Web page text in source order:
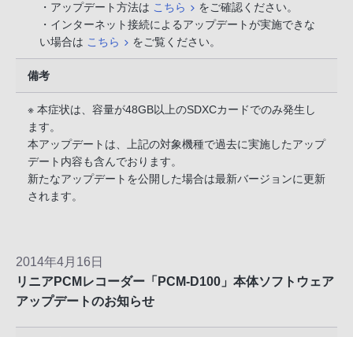
・アップデート方法は こちら
をご確認ください。
・インターネット接続によるアップデートが実施できな
い場合は こちら をご覧ください。
備考
※ 本症状は、容量が48GB以上のSDXCカードでのみ発生し
ます。
本アップデートは、上記の対象機種で過去に実施したアップ
デート内容も含んでおります。
新たなアップデートを公開した場合は最新バージョンに更新
されます。
2014年4月16日
リニアPCMレコーダー「PCM-D100」本体ソフトウェア
アップデートのお知らせ